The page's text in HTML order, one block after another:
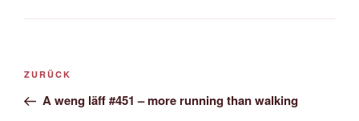
Beitrags-
Vorheriger
Beitrag
ZURÜCK
A weng läff #451 – more running than walking